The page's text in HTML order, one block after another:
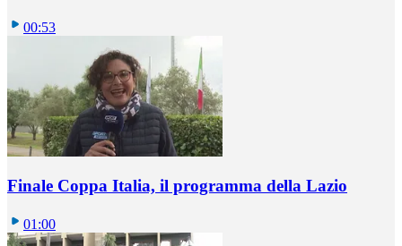
00:53
Finale Coppa Italia, il programma della Lazio
01:00